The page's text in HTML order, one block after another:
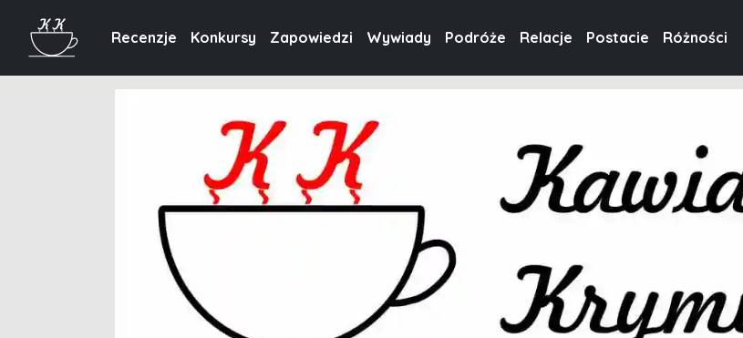
Recenzje Konkursy Zapowiedzi Wywiady Podróże Relacje Postacie Różności